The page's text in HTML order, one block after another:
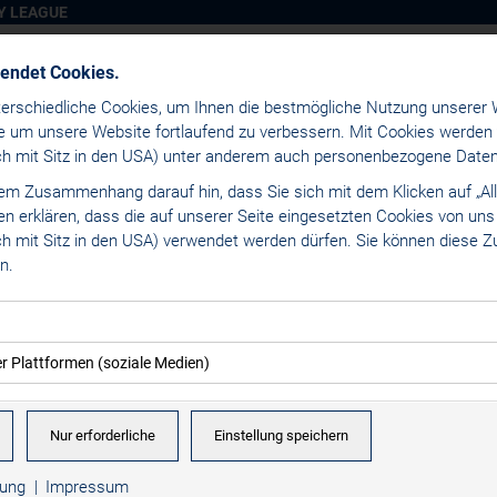
LEAGUE
Alps Hockey League Teamlogos
Cookies.
Cookies, um Ihnen die best­mögliche Nutzung unserer
um unsere Website fortlaufend zu verbessern. Mit Cookies
mit Sitz in den USA) unter anderem auch personenbezogene
Zusammenhang darauf hin, dass Sie sich mit dem Klicken auf
erklären, dass die auf unserer Seite eingesetzten Cookies von
mit Sitz in den USA) verwendet werden dürfen. Sie können diese
ermöglichen grundlegende Funktionen und sind für die
Diese Cookies speichern keine personenbezogenen Daten und
der Website (Erstanbieter)
Plattformen (soziale Medien)
mit Sitz in den USA.
Nur erforderliche Einstellung speichern
Impressum